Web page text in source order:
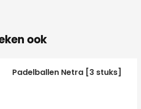
ook
Padelballen Netra [3 stuks]